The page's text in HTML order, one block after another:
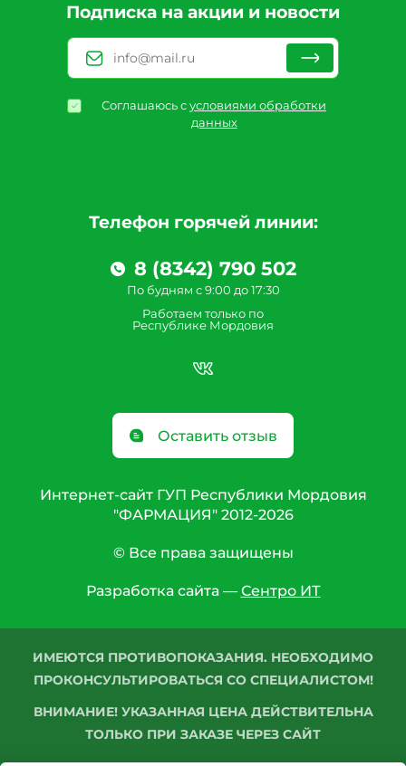
Телефон горячей линии:
8 (8342) 790 502
По будням с 9:00 до 17:30
Работаем только по
Республике Мордовия
Оставить отзыв
Подписка на акции и новости
Соглашаюсь сусловиями обработки
данных
Интернет-сайт ГУП Республики Мордовия
"ФАРМАЦИЯ" 2012-2026
© Все права защищены
Разработка сайта — Сентро ИТ
ИМЕЮТСЯ ПРОТИВОПОКАЗАНИЯ. НЕОБХОДИМО
ПРОКОНСУЛЬТИРОВАТЬСЯ СО СПЕЦИАЛИСТОМ!
ВНИМАНИЕ! УКАЗАННАЯ ЦЕНА ДЕЙСТВИТЕЛЬНА
ТОЛЬКО ПРИ ЗАКАЗЕ ЧЕРЕЗ САЙТ